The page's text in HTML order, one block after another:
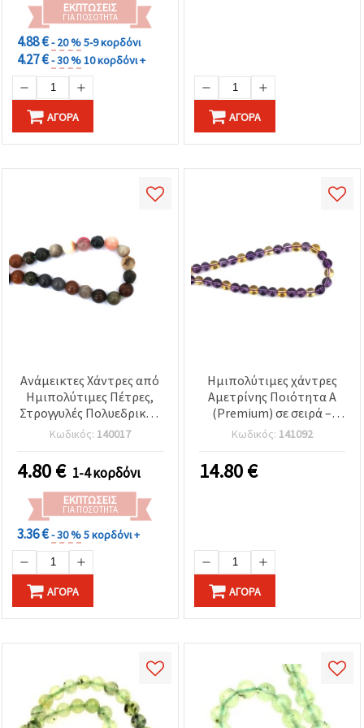
ΕΚΠΤΏΣΕΙΣ
ΓΙΑ ΠΟΣΌΤΗΤΑ
4.88 €- 20 %5-9 κορδόνι
4.27 €- 30 %10 κορδόνι +
ΑΓΟΡΆ ΑΓΟΡΆ
Ανάμεικτες Χάντρες από
Ημιπολύτιμες Πέτρες,
Στρογγυλές Πολυεδρικές,
Σειρά, 12~13 mm, ~28-30
τεμ.
Κωδικός: 140017
4.80€ 1-4 κορδόνι
ΕΚΠΤΏΣΕΙΣ
ΓΙΑ ΠΟΣΌΤΗΤΑ
3.36 €- 30 %5 κορδόνι +
ΑΓΟΡΆ
Ημιπολύτιμες χάντρες
Αμετρίνης Ποιότητα Α
(Premium) σε σειρά –
Στρογγυλές 6 mm,
γυαλισμένες, περ. 62 τεμ.
– Μείξη μωβ/κίτρινου –
για κατασκευή
Κωδικός: 141092
14.80€
ΑΓΟΡΆ